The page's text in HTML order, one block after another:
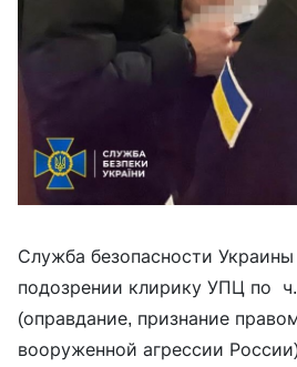
Служба безопасности Украины
подозрении клирику УПЦ по
(оправдание, признание
вооруженной агрессии